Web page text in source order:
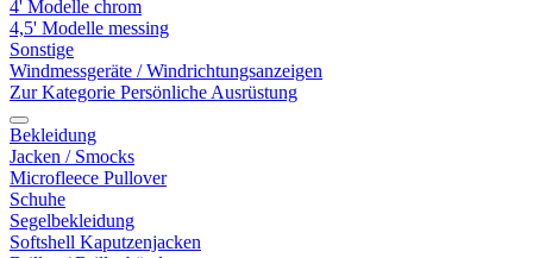
4' Modelle chrom
4,5' Modelle messing
Sonstige
Windmessgeräte / Windrichtungsanzeigen
Zur Kategorie Persönliche Ausrüstung
Bekleidung
Jacken / Smocks
Microfleece Pullover
Schuhe
Segelbekleidung
Softshell Kaputzenjacken